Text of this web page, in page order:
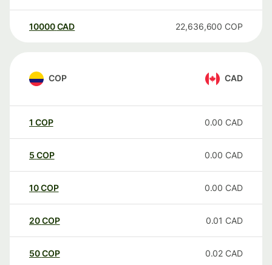
10000 CAD 22,636,600 COP
COP CAD
1 COP 0.00 CAD
5 COP 0.00 CAD
10COP 0.00 CAD
20COP 0.01 CAD
50COP 0.02 CAD